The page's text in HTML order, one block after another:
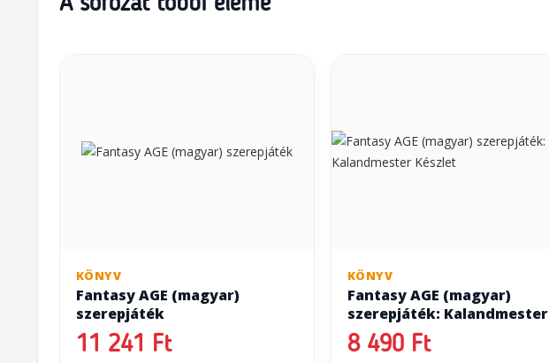
A sorozat többi eleme
KÖNYV
Fantasy AGE (magyar)
szerepjáték
11 241 Ft
KÖNYV
Fantasy AGE (magyar)
szerepjáték: Kalandmester
Készlet
8 490 Ft